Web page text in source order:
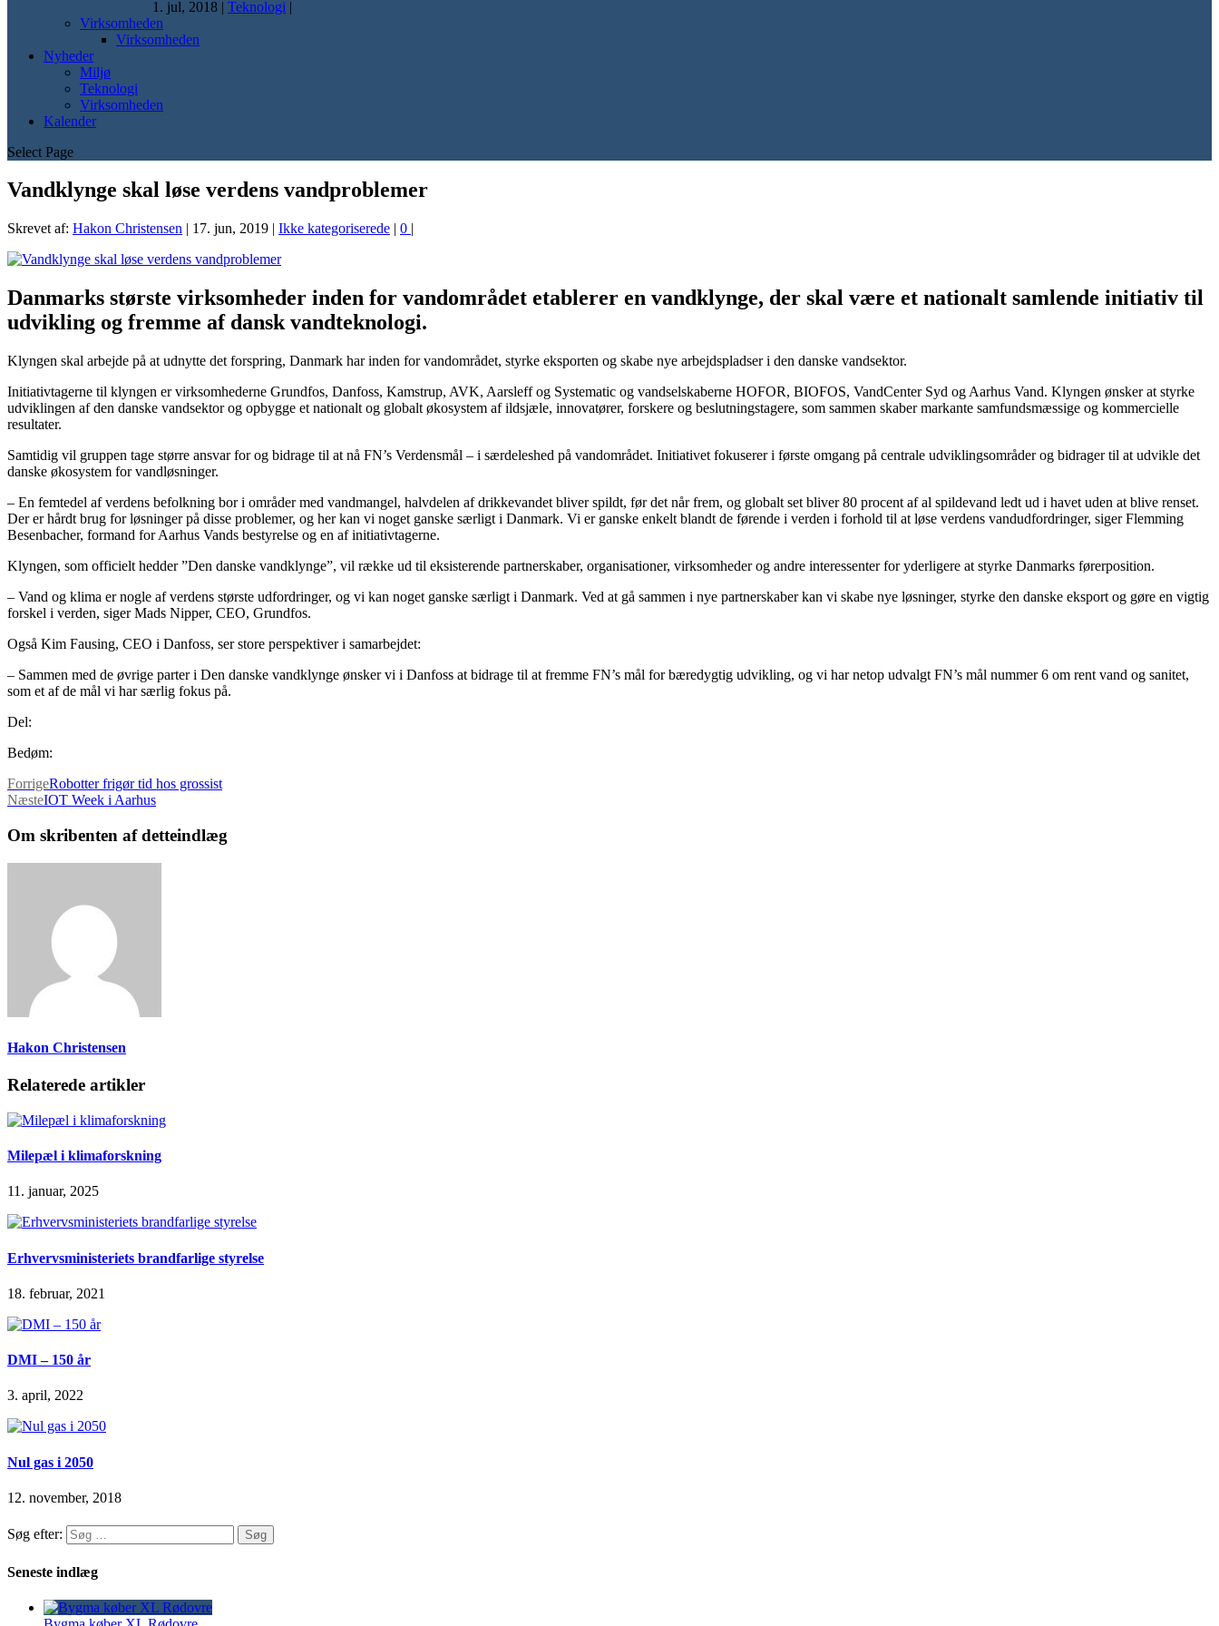
1. jul, 2018 | Teknologi |
Virksomheden
Virksomheden
Nyheder
Miljø
Teknologi
Virksomheden
Kalender
Select Page
Vandklynge skal løse verdens vandproblemer
Skrevet af: Hakon Christensen | 17. jun, 2019 | Ikke kategoriserede | 0 |
Danmarks største virksomheder inden for vandområdet etablerer en vandklynge, der skal være et nationalt samlende initiativ til
udvikling og fremme af dansk vandteknologi.
Klyngen skal arbejde på at udnytte det forspring, Danmark har inden for vandområdet, styrke eksporten og skabe nye arbejdspladser i den danske vandsektor.
Initiativtagerne til klyngen er virksomhederne Grundfos, Danfoss, Kamstrup, AVK, Aarsleff og Systematic og vandselskaberne HOFOR, BIOFOS, VandCenter Syd og Aarhus Vand. Klyngen ønsker at styrke
udviklingen af den danske vandsektor og opbygge et nationalt og globalt økosystem af ildsjæle, innovatører, forskere og beslutningstagere, som sammen skaber markante samfundsmæssige og kommercielle
resultater.
Samtidig vil gruppen tage større ansvar for og bidrage til at nå FN’s Verdensmål – i særdeleshed på vandområdet. Initiativet fokuserer i første omgang på centrale udviklingsområder og bidrager til at udvikle det
danske økosystem for vandløsninger.
– En femtedel af verdens befolkning bor i områder med vandmangel, halvdelen af drikkevandet bliver spildt, før det når frem, og globalt set bliver 80 procent af al spildevand ledt ud i havet uden at blive renset.
Der er hårdt brug for løsninger på disse problemer, og her kan vi noget ganske særligt i Danmark. Vi er ganske enkelt blandt de førende i verden i forhold til at løse verdens vandudfordringer, siger Flemming
Besenbacher, formand for Aarhus Vands bestyrelse og en af initiativtagerne.
Klyngen, som officielt hedder ”Den danske vandklynge”, vil række ud til eksisterende partnerskaber, organisationer, virksomheder og andre interessenter for yderligere at styrke Danmarks førerposition.
– Vand og klima er nogle af verdens største udfordringer, og vi kan noget ganske særligt i Danmark. Ved at gå sammen i nye partnerskaber kan vi skabe nye løsninger, styrke den danske eksport og gøre en vigtig
forskel i verden, siger Mads Nipper, CEO, Grundfos.
Også Kim Fausing, CEO i Danfoss, ser store perspektiver i samarbejdet:
– Sammen med de øvrige parter i Den danske vandklynge ønsker vi i Danfoss at bidrage til at fremme FN’s mål for bæredygtig udvikling, og vi har netop udvalgt FN’s mål nummer 6 om rent vand og sanitet,
som et af de mål vi har særlig fokus på.
Del:
Bedøm:
ForrigeRobotter frigør tid hos grossist
NæsteIOT Week i Aarhus
Om skribenten af detteindlæg
Hakon Christensen
Relaterede artikler
Milepæl i klimaforskning
11. januar, 2025
Erhvervsministeriets brandfarlige styrelse
18. februar, 2021
DMI – 150 år
3. april, 2022
Nul gas i 2050
12. november, 2018
Søg efter:
Seneste indlæg